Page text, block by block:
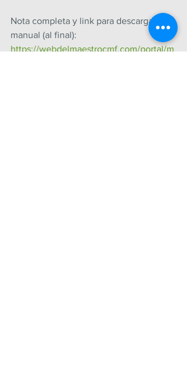
Nota completa y link para descargar el
manual (al final):
https://webdelmaestrocmf.com/portal/m